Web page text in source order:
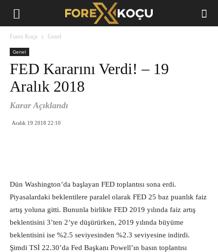
Forex Koçu Genel
Genel
FED Kararını Verdi! – 19
Aralık 2018
Karar Açıklandı
Aralık 19 2018 22:10
Dün Washington’da başlayan FED toplantısı sona erdi.
Piyasalardaki beklentilere paralel olarak FED 25 baz puanlık faiz
artış yoluna gitti. Bununla birlikte FED 2019 yılında faiz artış
beklentisini 3’ten 2’ye düşürürken, 2019 yılında büyüme
beklentisini ise %2.5 seviyesinden %2.3 seviyesine indirdi.
Şimdi TSİ 22.30’da Fed Başkanı Powell’ın basın toplantısı